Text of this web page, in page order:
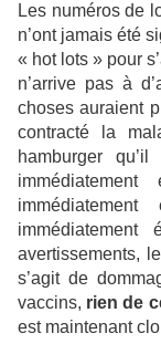
Les numéros de
n’ont jamais été
« hot lots » pour
n’arrive pas à
choses auraient
contracté la
hamburger
avertissements,
s’agit de
vaccins, rien de
est maintenant